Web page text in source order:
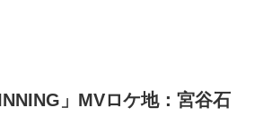
」MVロケ地：宮谷石